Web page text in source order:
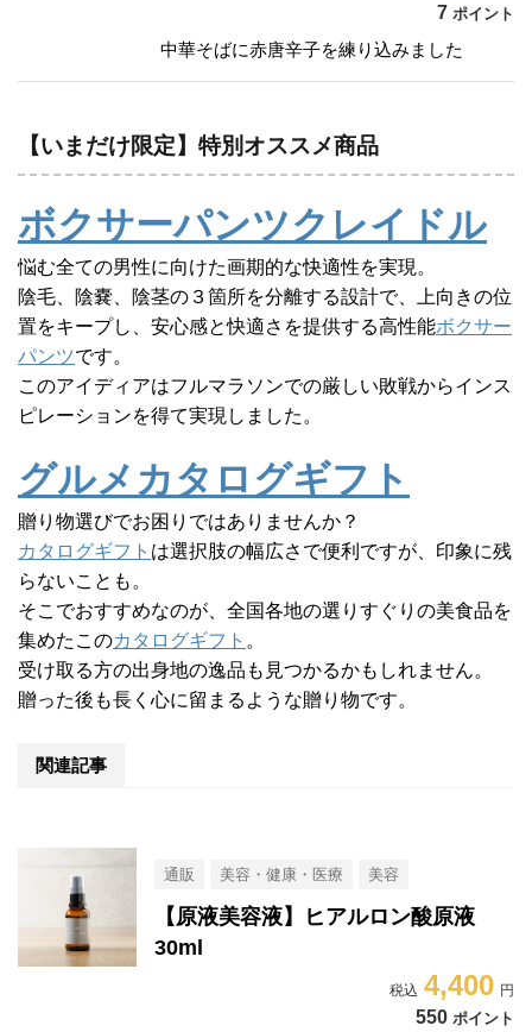
7 ポイント
中華そばに赤唐辛子を練り込みました
【いまだけ限定】特別オススメ商品
ボクサーパンツクレイドル
悩む全ての男性に向けた画期的な快適性を実現。
陰毛、陰嚢、陰茎の３箇所を分離する設計で、上向きの位
置をキープし、安心感と快適さを提供する高性能ボクサー
パンツです。
このアイディアはフルマラソンでの厳しい敗戦からインス
ピレーションを得て実現しました。
グルメカタログギフト
贈り物選びでお困りではありませんか？
カタログギフト は選択肢の幅広さで便利ですが、印象に残
らないことも。
そこでおすすめなのが、全国各地の選りすぐりの美食品を
集めたこのカタログギフト 。
受け取る方の出身地の逸品も見つかるかもしれません。
贈った後も長く心に留まるような贈り物です。
関連記事
通販 美容・健康・医療 美容
【原液美容液】ヒアルロン酸原液
30ml
4,400
550 ポイント